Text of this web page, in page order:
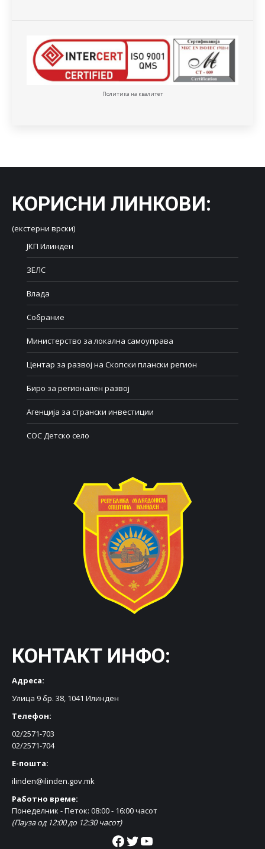
Политика на квалитет
КОРИСНИ ЛИНКОВИ:
(екстерни врски)
ЈКП Илинден
ЗЕЛС
Влада
Собрание
Министерство за локална самоуправа
Центар за развој на Скопски плански регион
Биро за регионален развој
Агенција за странски инвестиции
СОС Детско село
КОНТАКТ ИНФО:
Адреса:
Улица 9 бр. 38, 1041 Илинден
Телефон:
02/2571-703
02/2571-704
Е-пошта:
ilinden@ilinden.gov.mk
Работно време:
Понеделник - Петок: 08:00 - 16:00 часот
(Пауза од 12:00 до 12:30 часот)
Facebook Twitter YouTube